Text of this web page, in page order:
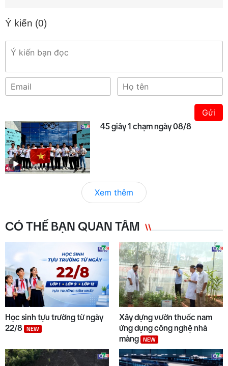
Ý kiến (0)
Gửi
45 giây 1 chạm ngày 08/8
Xem thêm
CÓ THỂ BẠN QUAN TÂM
Học sinh tựu trường từ ngày
22/8
NEW
Xây dựng vườn thuốc nam
ứng dụng công nghệ nhà
màng
NEW